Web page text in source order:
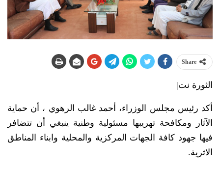
Share
الثورة نت|
أكد رئيس مجلس الوزراء، أحمد غالب الرهوي ، أن حماية
الآثار ومكافحة تهريبها مسئولية وطنية ينبغي أن تتضافر
فيها جهود كافة الجهات المركزية والمحلية وابناء المناطق
الاثرية.